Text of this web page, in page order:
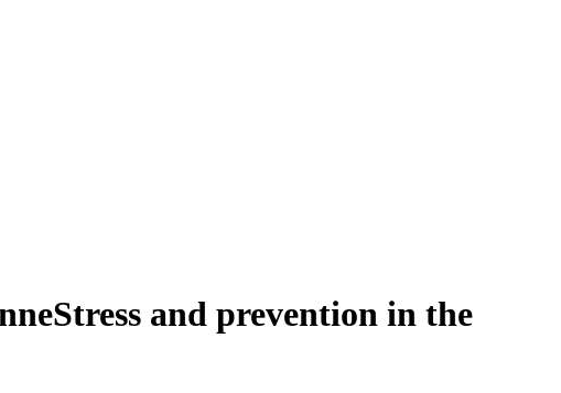
Stress and prevention in the